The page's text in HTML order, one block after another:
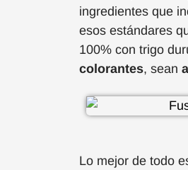
ingredientes que
esos estándares
100% con trigo
colorantes, sean
Lo mejor de todo